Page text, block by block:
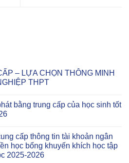
– LỰA CHỌN THÔNG MINH
THPT
bằng trung cấp của học sinh tốt
cấp thông tin tài khoản ngân
học bổng khuyến khích học tập
2025-2026